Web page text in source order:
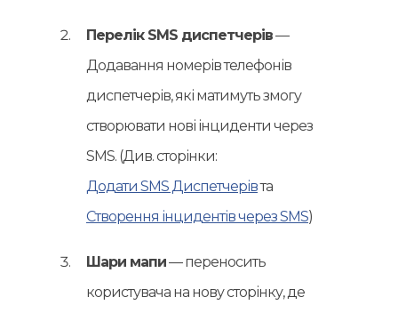
Перелік SMS диспетчерів—
Додавання номерів телефонів
диспетчерів, які матимуть змогу
створювати нові інциденти через
SMS. (Див. сторінки:
Додати SMS Диспетчерівта
Створення інцидентів через SMS)
Шари мапи— переносить
користувача на нову сторінку, де